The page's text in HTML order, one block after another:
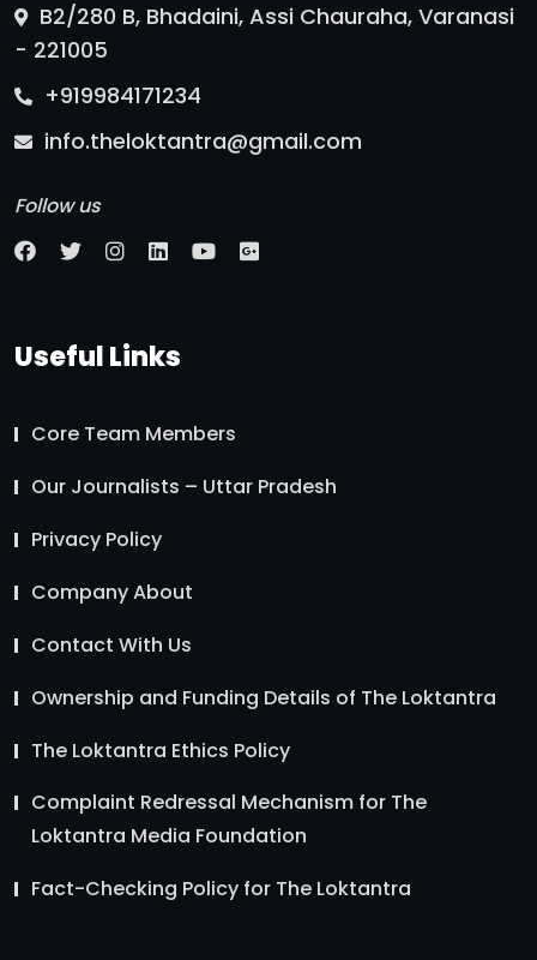
B2/280 B, Bhadaini, Assi Chauraha, Varanasi
- 221005
+919984171234
info.theloktantra@gmail.com
Follow us
Useful Links
Core Team Members
Our Journalists – Uttar Pradesh
Privacy Policy
Company About
Contact With Us
Ownership and Funding Details of The Loktantra
The Loktantra Ethics Policy
Complaint Redressal Mechanism for The
Loktantra Media Foundation
Fact-Checking Policy for The Loktantra